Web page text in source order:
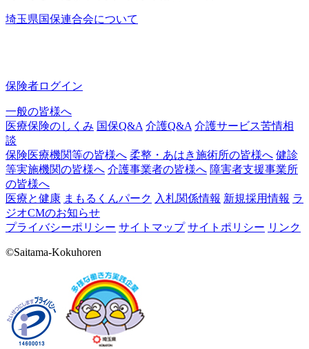
埼玉県国保連合会について
保険者ログイン
一般の皆様へ
医療保険のしくみ 国保Q&A 介護Q&A 介護サービス苦情相
談
保険医療機関等の皆様へ 柔整・あはき施術所の皆様へ 健診
等実施機関の皆様へ 介護事業者の皆様へ 障害者支援事業所
の皆様へ
医療と健康 まもるくんパーク 入札関係情報 新規採用情報 ラ
ジオCMのお知らせ
プライバシーポリシー サイトマップ サイトポリシー リンク
©Saitama-Kokuhoren